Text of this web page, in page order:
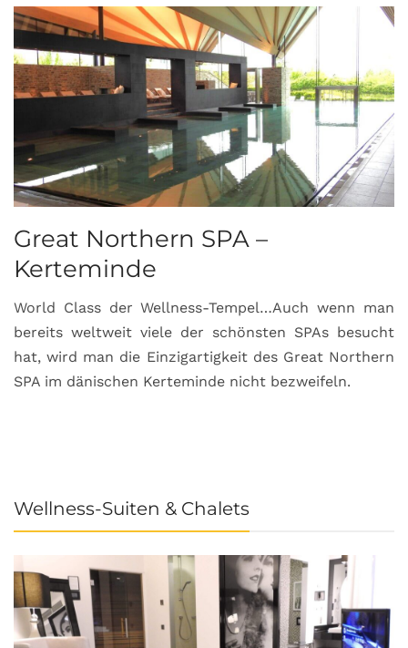
Great Northern SPA –
Kerteminde
World Class der Wellness-Tempel…Auch wenn man
bereits weltweit viele der schönsten SPAs besucht
hat, wird man die Einzigartigkeit des Great Northern
SPA im dänischen Kerteminde nicht bezweifeln.
Wellness-Suiten & Chalets